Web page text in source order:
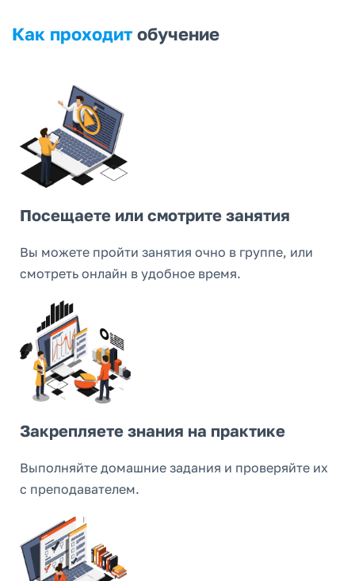
Как проходит обучение
Посещаете или смотрите занятия
Вы можете пройти занятия очно в группе, или
смотреть онлайн в удобное время.
Закрепляете знания на практике
Выполняйте домашние задания и проверяйте их
с преподавателем.